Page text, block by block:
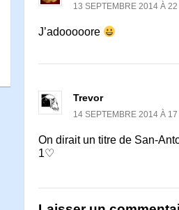
13 SEPTEMBRE 2014 À
J’adooooore
Trevor
14 SEPTEMBRE 2014 À 17
On dirait un titre de San-
1♡